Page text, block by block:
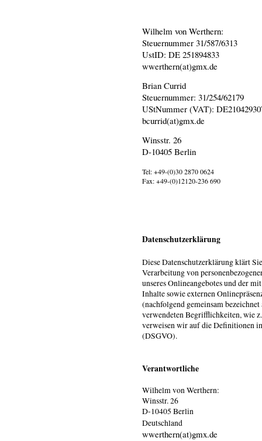
Wilhelm von Werthern:
Steuernummer 31/587/6313
UstID: DE 251894833
wwerthern(at)gmx.de
Brian Currid
Steuernummer: 31/254/62179
UStNummer (VAT):
bcurrid(at)gmx.de
Winsstr. 26
D-10405 Berlin
Tel: +49-(0)30 2870 0624
Fax: +49-(0)12120-236 690
Datenschutzerklärung
Diese Datenschutzerklärung klärt
Verarbeitung von
unseres Onlineangebotes und der
Inhalte sowie externen
(nachfolgend gemeinsam
verwendeten Begrifflichkeiten,
verweisen wir auf die Definitionen
(DSGVO).
Verantwortliche
Wilhelm von Werthern:
Winsstr. 26
D-10405 Berlin
Deutschland
wwerthern(at)gmx.de